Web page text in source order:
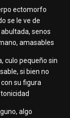
ectomorfo
se le ve de
senos
amasables
culo pequeño sin
si bien no
su figura
algo